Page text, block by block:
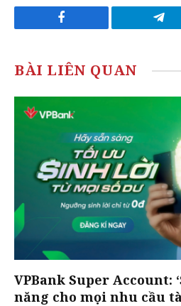
BÀI LIÊN QUAN
VPBank Super Account:
năng cho mọi nhu cầu